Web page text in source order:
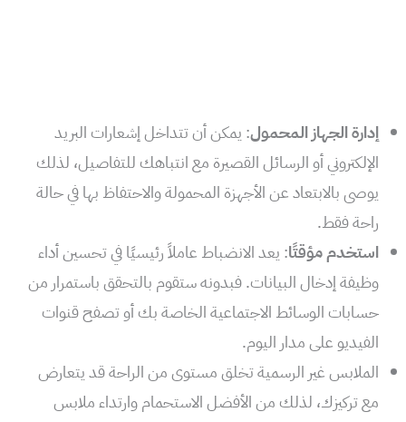
إدارة الجهاز المحمول: يمكن أن تتداخل إشعارات البريد
الإلكتروني أو الرسائل القصيرة مع انتباهك للتفاصيل، لذلك
يوصى بالابتعاد عن الأجهزة المحمولة والاحتفاظ بها في حالة
راحة فقط.
استخدم مؤقتًا: يعد الانضباط عاملاً رئيسيًا في تحسين أداء
وظيفة إدخال البيانات. فبدونه ستقوم بالتحقق باستمرار من
حسابات الوسائط الاجتماعية الخاصة بك أو تصفح قنوات
الفيديو على مدار اليوم.
الملابس غير الرسمية تخلق مستوى من الراحة قد يتعارض
مع تركيزك، لذلك من الأفضل الاستحمام وارتداء ملابس